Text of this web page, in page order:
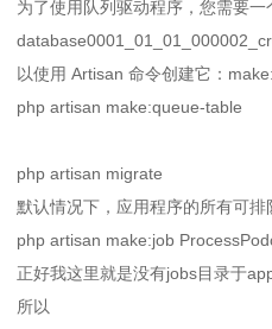
为了使用队列驱动程序，您需要
以使用 Artisan 命令创建它：
php artisan make:queue-table
php artisan migrate
默认情况下，应用程序的所有可
php artisan make:job
正好我这里就是没有jobs目录于
所以